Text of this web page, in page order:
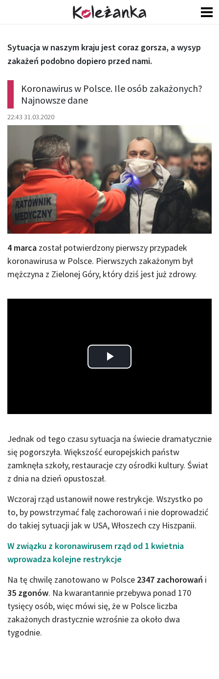
Koronawirus w Polsce. Ile osób zakażonych?
Najnowsze dane
22:43 31.03.2020
Sytuacja w naszym kraju jest coraz gorsza, a wysyp
zakażeń podobno dopiero przed nami.
4 marca został potwierdzony pierwszy przypadek
koronawirusa w Polsce. Pierwszych zakażonym był
mężczyna z Zielonej Góry, który dziś jest już zdrowy.
Play
Jednak od tego czasu sytuacja na świecie dramatycznie
się pogorszyła. Większość europejskich państw
zamknęła szkoły, restauracje czy ośrodki kultury. Świat
z dnia na dzień opustoszał.
Wczoraj rząd ustanowił nowe restrykcje. Wszystko po
to, by powstrzymać falę zachorowań i nie doprowadzić
do takiej sytuacji jak w USA, Włoszech czy Hiszpanii.
W związku z koronawirusem rząd od 1 kwietnia
wprowadza kolejne restrykcje
Na tę chwilę zanotowano w Polsce 2347 zachorowań i
35 zgonów. Na kwarantannie przebywa ponad 170
tysięcy osób, więc mówi się, że w Polsce liczba
zakażonych drastycznie wzrośnie za około dwa
tygodnie.